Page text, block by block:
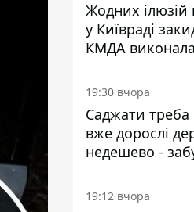
Жодних
у Київраді
КМДА
стійкості на
19:30 вчора
Саджати треба
вже дорослі
недешево -
Ніконов
19:12 вчора